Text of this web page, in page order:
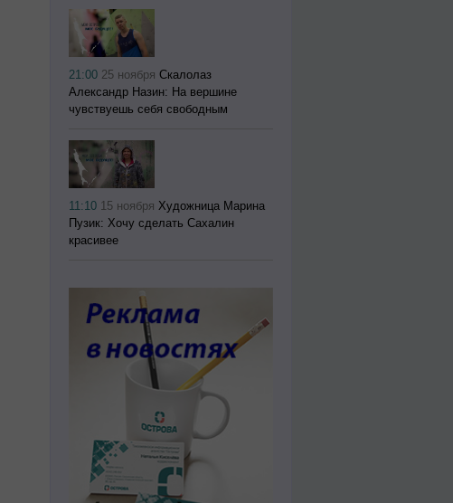
21:00 25 ноября Скалолаз
Александр Назин: На вершине
чувствуешь себя свободным
11:10 15 ноября Художница Марина
Пузик: Хочу сделать Сахалин
красивее